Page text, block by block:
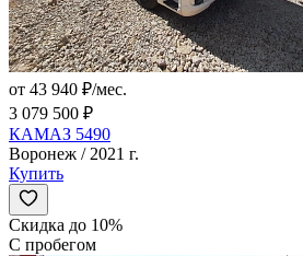
от 43 940 ₽/мес.
3 079 500 ₽
КАМАЗ 5490
Воронеж / 2021 г.
Купить
Скидка до 10%
С пробегом